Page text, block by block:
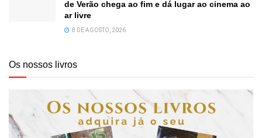
de Verão chega ao fim e dá lugar ao cinema ao
ar livre
8 DE AGOSTO, 2026
Os nossos livros